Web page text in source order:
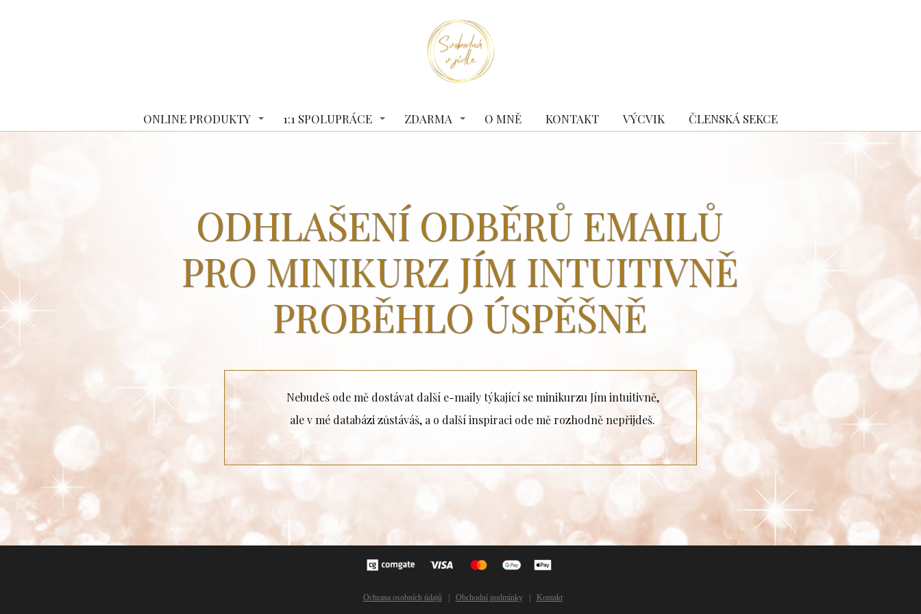
ONLINE PRODUKTY 1:1 SPOLUPRÁCE ZDARMA O MNĚ KONTAKT VÝCVIK ČLENSKÁ SEKCE
ODHLAŠENÍ ODBĚRŮ EMAILŮ
PRO MINIKURZ JÍM INTUITIVNĚ
PROBĚHLO ÚSPĚŠNĚ
Nebudeš ode mě dostávat další e-maily týkající se minikurzu Jím intuitivně,
ale v mé databázi zůstáváš, a o další inspiraci ode mě rozhodně nepřijdeš.
Ochrana osobních údajů Obchodní podmínky Kontakt